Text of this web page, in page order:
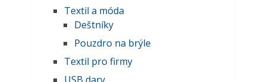
Textil a móda
Deštníky
Pouzdro na brýle
Textil pro firmy